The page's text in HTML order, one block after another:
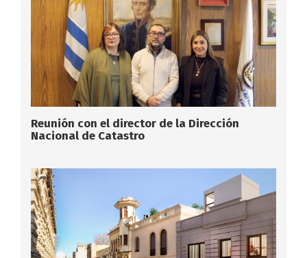
Reunión con el director de la Dirección
Nacional de Catastro